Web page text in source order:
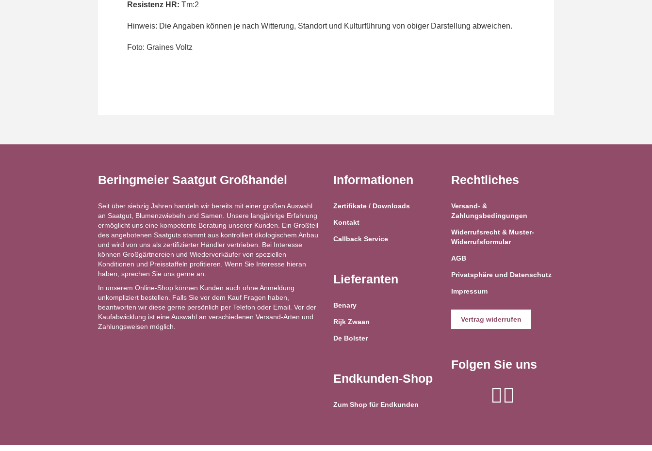
Resistenz HR: Tm:2
Hinweis: Die Angaben können je nach Witterung, Standort und Kulturführung von obiger Darstellung abweichen.
Foto: Graines Voltz
Beringmeier Saatgut Großhandel
Seit über siebzig Jahren handeln wir bereits mit einer großen Auswahl
an Saatgut, Blumenzwiebeln und Samen. Unsere langjährige Erfahrung
ermöglicht uns eine kompetente Beratung unserer Kunden. Ein Großteil
des angebotenen Saatguts stammt aus kontrolliert ökologischem Anbau
und wird von uns als zertifizierter Händler vertrieben. Bei Interesse
können Großgärtnereien und Wiederverkäufer von speziellen
Konditionen und Preisstaffeln profitieren. Wenn Sie Interesse hieran
haben, sprechen Sie uns gerne an.
In unserem Online-Shop können Kunden auch ohne Anmeldung
unkompliziert bestellen. Falls Sie vor dem Kauf Fragen haben,
beantworten wir diese gerne persönlich per Telefon oder Email. Vor der
Kaufabwicklung ist eine Auswahl an verschiedenen Versand-Arten und
Zahlungsweisen möglich.
Informationen
Zertifikate / Downloads
Kontakt
Callback Service
Lieferanten
Benary
Rijk Zwaan
De Bolster
Endkunden-Shop
Zum Shop für Endkunden
Rechtliches
Versand- &
Zahlungsbedingungen
Widerrufsrecht & Muster-
Widerrufsformular
AGB
Privatsphäre und Datenschutz
Impressum
Vertrag widerrufen
Folgen Sie uns